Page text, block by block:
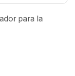
para la